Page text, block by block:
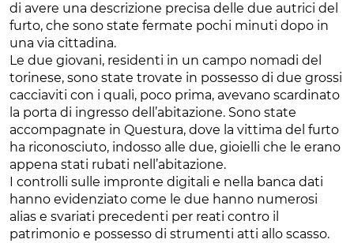
di avere una descrizione precisa delle due autrici del
furto, che sono state fermate pochi minuti dopo in
una via cittadina.
Le due giovani, residenti in un campo nomadi del
torinese, sono state trovate in possesso di due grossi
cacciaviti con i quali, poco prima, avevano scardinato
la porta di ingresso dell’abitazione. Sono state
accompagnate in Questura, dove la vittima del furto
ha riconosciuto, indosso alle due, gioielli che le erano
appena stati rubati nell’abitazione.
I controlli sulle impronte digitali e nella banca dati
hanno evidenziato come le due hanno numerosi
alias e svariati precedenti per reati contro il
patrimonio e possesso di strumenti atti allo scasso.